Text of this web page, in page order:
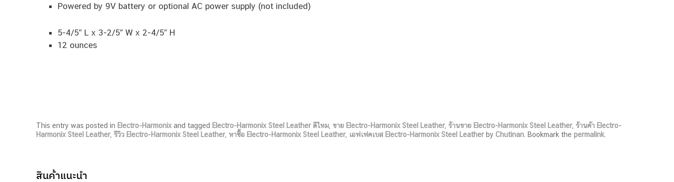
Powered by 9V battery or optional AC power supply (not included)
5-4/5″ L x 3-2/5″ W x 2-4/5″ H
12 ounces
This entry was posted in Electro-Harmonix and tagged Electro-Harmonix Steel Leather ดีไหม ขาย Electro-Harmonix Steel Leather ร้านขาย Electro-Harmonix Steel Leather ร้านค้า Electro-
Harmonix Steel Leather ,รีวิว Electro-Harmonix Steel Leather หาซื้อ Electro-Harmonix Steel Leather เอฟเฟคเบส Electro-Harmonix Steel Leather by Chutinan . Bookmark the permalink
สินค้าแนะนำ